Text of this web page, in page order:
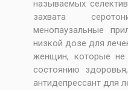
называемых
захвата
менопаузальные
низкой дозе для
женщин, которые не
состоянию
антидепрессант для